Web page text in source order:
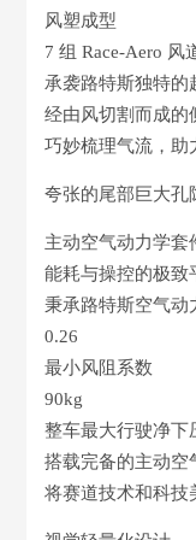
风塑成型
7 组 Race-Aero 风
承袭路特斯独特的
经由风切割而成的
巧妙梳理气流，助
夸张的尾部巨大孔
主动空气动力学套
能耗与操控的极致
秉承路特斯空气动
0.26
最小风阻系数
90kg
整车最大行驶净下
搭载完备的主动空
将赛道技术和科技